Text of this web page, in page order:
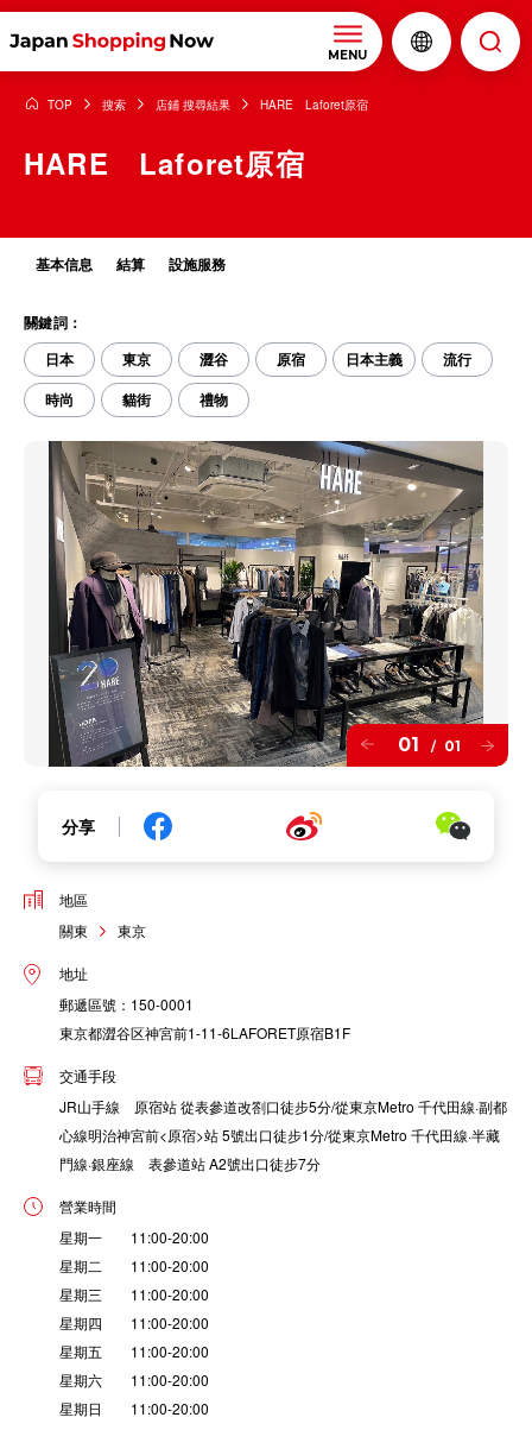
MENU
TOP 搜索 店鋪 搜尋結果 HARE Laforet原宿
HARE Laforet原宿
基本信息 結算 設施服務
關鍵詞：
日本
東京 澀谷 原宿 日本主義
流行
時尚
貓街 禮物
01 / 01
分享
地區
關東
東京
地址
郵遞區號：150-0001
東京都澀谷区神宮前1-11-6LAFORET原宿B1F
交通手段
JR山手線 原宿站 從表參道改劄口徒步5分/從東京Metro 千代田線·副都
心線明治神宮前<原宿>站 5號出口徒步1分/從東京Metro 千代田線·半藏
門線·銀座線 表參道站 A2號出口徒步7分
營業時間
星期一 11:00-20:00
星期二 11:00-20:00
星期三 11:00-20:00
星期四 11:00-20:00
星期五 11:00-20:00
星期六 11:00-20:00
星期日 11:00-20:00